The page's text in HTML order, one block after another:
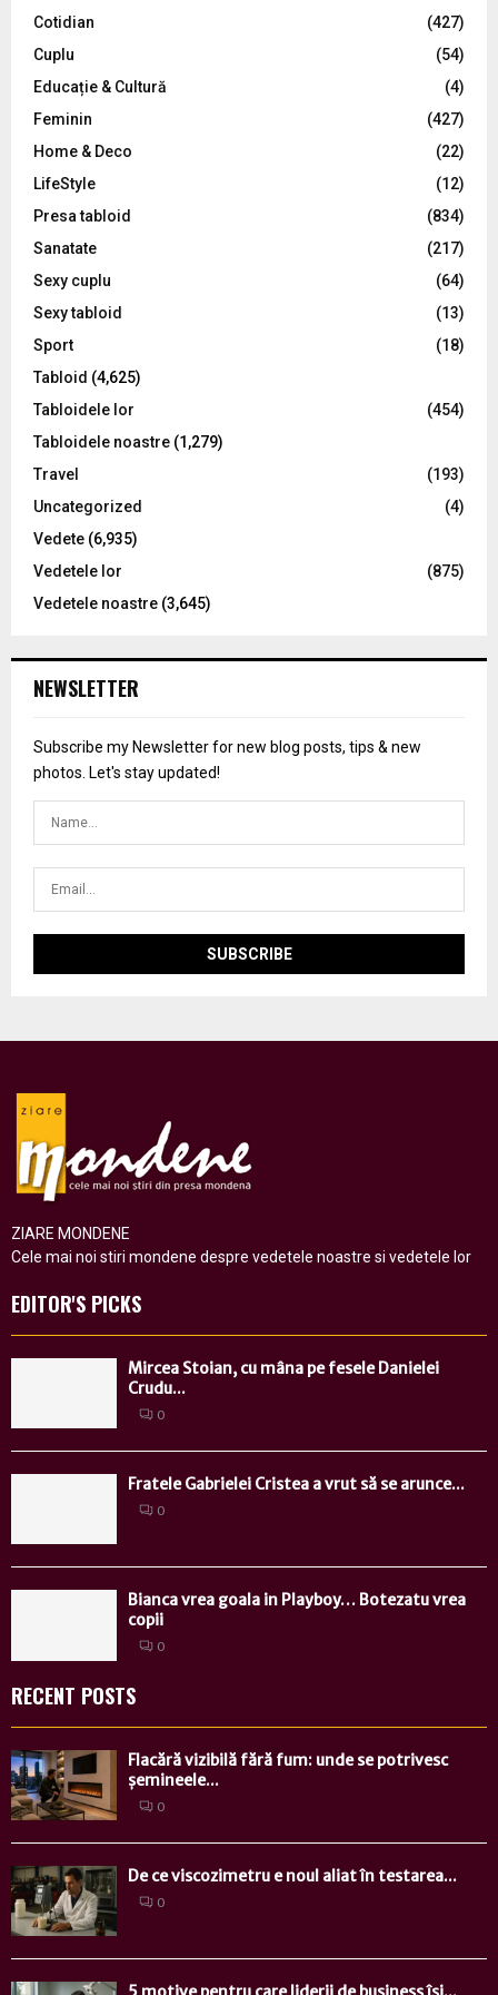
:
C
Cotidian
(427)
Cuplu
(54)
Educație & Cultură
(4)
Feminin
(427)
Home & Deco
(22)
LifeStyle
(12)
Presa tabloid
(834)
Sanatate
(217)
Sexy cuplu
(64)
Sexy tabloid
(13)
Sport
(18)
Tabloid (4,625)
Tabloidele lor
(454)
Tabloidele noastre (1,279)
Travel
(193)
Uncategorized
(4)
Vedete (6,935)
Vedetele lor
(875)
Vedetele noastre (3,645)
NEWSLETTER
Subscribe my Newsletter for new blog posts, tips & new
photos. Let's stay updated!
ZIARE MONDENE
Cele mai noi stiri mondene despre vedetele noastre si vedetele lor
EDITOR'S PICKS
Mircea Stoian, cu mâna pe fesele Danielei
Crudu...
0
Fratele Gabrielei Cristea a vrut să se arunce...
0
Bianca vrea goala in Playboy… Botezatu vrea
copii
0
RECENT POSTS
Flacără vizibilă fără fum: unde se potrivesc
șemineele...
0
De ce viscozimetru e noul aliat în testarea...
0